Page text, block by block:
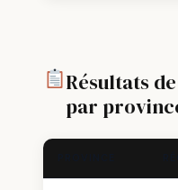
Résultats
par